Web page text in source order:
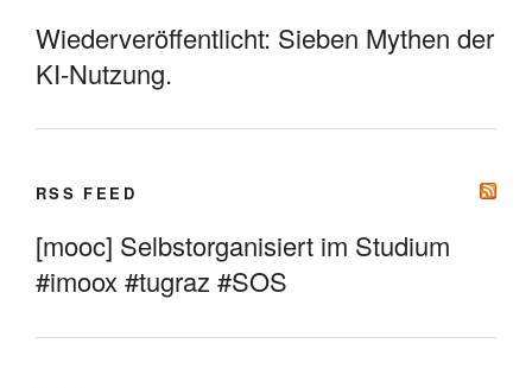
Wiederveröffentlicht: Sieben Mythen der
KI-Nutzung.
RSS FEED
[mooc] Selbstorganisiert im Studium
#imoox #tugraz #SOS